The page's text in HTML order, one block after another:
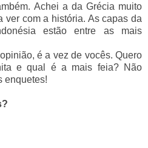
Achei a da Grécia muito
ver com a história. As capas da
estão entre as mais
é a vez de vocês. Quero
e qual é a mais feia? Não
enquetes!